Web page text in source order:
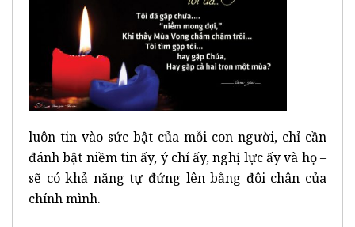
luôn tin vào sức bật của mỗi con người, chỉ cần
đánh bật niềm tin ấy, ý chí ấy, nghị lực ấy và họ –
sẽ có khả năng tự đứng lên bằng đôi chân của
chính mình.